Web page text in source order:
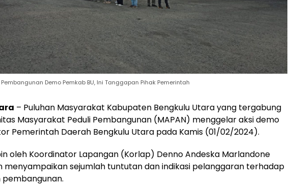
Demo Pemkab BU, Ini Tanggapan Pihak Pemerintah
– Puluhan Masyarakat Kabupaten Bengkulu Utara yang tergabung
Masyarakat Peduli Pembangunan (MAPAN) menggelar aksi demo
Pemerintah Daerah Bengkulu Utara pada Kamis (01/02/2024).
oleh Koordinator Lapangan (Korlap) Denno Andeska Marlandone
menyampaikan sejumlah tuntutan dan indikasi pelanggaran terhadap